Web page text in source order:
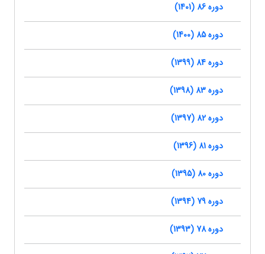
دوره 86 (1401)
دوره 85 (1400)
دوره 84 (1399)
دوره 83 (1398)
دوره 82 (1397)
دوره 81 (1396)
دوره 80 (1395)
دوره 79 (1394)
دوره 78 (1393)